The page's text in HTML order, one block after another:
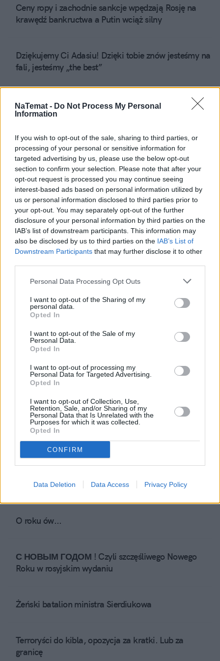
NaTemat - Do Not Process My Personal
Information
If you wish to opt-out of the sale, sharing to third parties, or
processing of your personal or sensitive information for
targeted advertising by us, please use the below opt-out
section to confirm your selection. Please note that after your
opt-out request is processed you may continue seeing
interest-based ads based on personal information utilized by
us or personal information disclosed to third parties prior to
your opt-out. You may separately opt-out of the further
disclosure of your personal information by third parties on the
IAB’s list of downstream participants. This information may
also be disclosed by us to third parties on the IAB’s List of
Downstream Participants that may further disclose it to other
Personal Data Processing Opt Outs
I want to opt-out of the Sharing of my
personal data.
Opted In
I want to opt-out of the Sale of my
Personal Data.
Opted In
I want to opt-out of processing my
Personal Data for Targeted Advertising.
Opted In
I want to opt-out of Collection, Use,
Retention, Sale, and/or Sharing of my
Personal Data that Is Unrelated with the
Purposes for which it was collected.
Opted In
CONFIRM
Data Deletion Data Access Privacy Policy
Ceny ropy i zachodnie sankcje wpędzają Rosję na
krawędź bankructwa a Putin wciąż silny
Dziękujemy Ci Adasiu! Dzięki tobie znów jesteśmy na
fali, jesteśmy „the best”
Wszystko, co chcielibyście wiedzieć o ukraińskiej
wojnie, ale boicie się zapytać
Największy dramat polskiej dyplomacji: Radosław
„Primadonna“ Sikorski za burtą berlińskich
negocjacji
Wojna nerwów, "wariactwo" Putina i popisowy
populizm polityków
Dyktatura silnej ręki czy narodowy liberalizm?
w Rosji w życie wcielono
Rosyjskie MSZ przy SMOLEŃSKIM
Niesportowe zachowanie rosyjskich urzędników, czyli
jak korupcja gubi Zimową Olimpiadę w Soczi
Rosyjskie media najkulturalniejsze na świecie: Duma
Państwowa wprowadza cenzurę przekleństw w
środkach masowego przekazu
Diepardijew
O roku ów...
С НОВЫМ ГОДОМ ! Czyli szczęśliwego Nowego
Roku w rosyjskim wydaniu
Żeński batalion ministra Sierdiukowa
Terroryści do kibla, opozycja za kratki. Lub za
granicę